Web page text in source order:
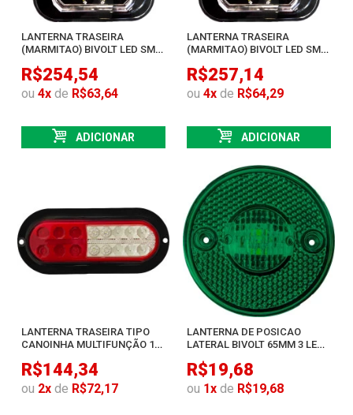
LANTERNA TRASEIRA
(MARMITAO) BIVOLT LED SMD
R$254,54
ou4x de R$63,64
ADICIONAR
LANTERNA TRASEIRA
(MARMITAO) BIVOLT LED SMD
R$257,14
ou4x de R$64,29
ADICIONAR
LANTERNA TRASEIRA TIPO
CANOINHA MULTIFUNÇÃO 16
FRONTAL
R$144,34
ou 2x de R$72,17
LANTERNA DE POSICAO
LATERAL BIVOLT 65MM 3 LEDS
R$19,68
ou 1x de R$19,68